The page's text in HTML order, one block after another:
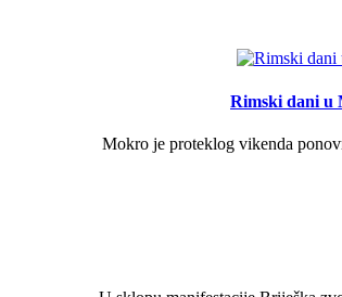
Rimski dani u
Mokro je proteklog vikenda